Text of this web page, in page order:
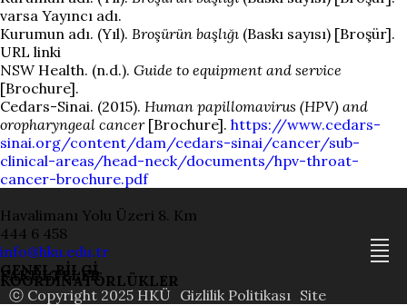
varsa Yayıncı adı.
Kurumun adı. (Yıl). Broşürün başlığı (Baskı sayısı) [Broşür].
URL linki
NSW Health. (n.d.). Guide to equipment and service
[Brochure].
Cedars-Sinai. (2015). Human papillomavirus (HPV) and
oropharyngeal cancer[Brochure]. https://www.cedars-
sinai.org/content/dam/cedars-sinai/cancer/sub-
clinical-areas/head-neck/documents/hpv-throat-
cancer-brochure.pdf
Havalimanı Yolu Üzeri 8. Km
444 6 458
info@hku.edu.tr
GENEL BİLGİ
FAKÜLTELER
KOORDİNATÖRLÜKLER
ⓒ Copyright 2025 HKÜ Gizlilik Politikası Site